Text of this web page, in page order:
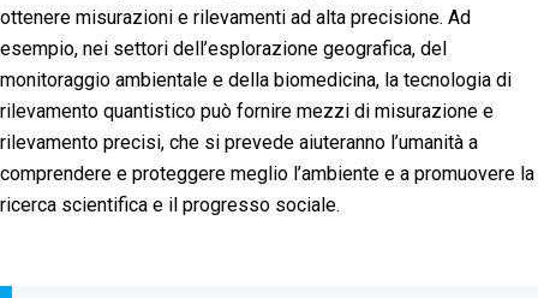
ottenere misurazioni e rilevamenti ad alta precisione. Ad
esempio, nei settori dell’esplorazione geografica, del
monitoraggio ambientale e della biomedicina, la tecnologia di
rilevamento quantistico può fornire mezzi di misurazione e
rilevamento precisi, che si prevede aiuteranno l’umanità a
comprendere e proteggere meglio l’ambiente e a promuovere la
ricerca scientifica e il progresso sociale.